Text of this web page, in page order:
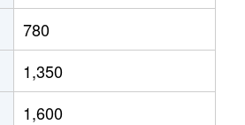
780
1,350
1,600